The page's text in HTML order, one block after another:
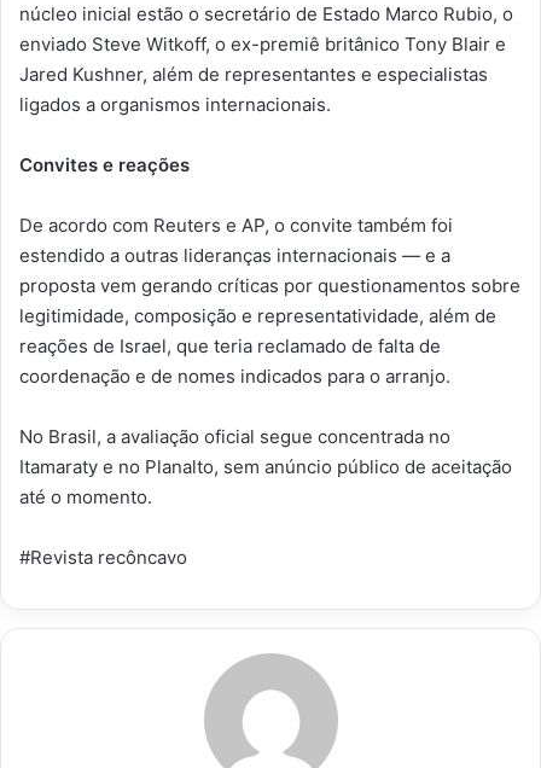
núcleo inicial estão o secretário de Estado Marco Rubio, o
enviado Steve Witkoff, o ex-premiê britânico Tony Blair e
Jared Kushner, além de representantes e especialistas
ligados a organismos internacionais.
Convites e reações
De acordo com Reuters e AP, o convite também foi
estendido a outras lideranças internacionais — e a
proposta vem gerando críticas por questionamentos sobre
legitimidade, composição e representatividade, além de
reações de Israel, que teria reclamado de falta de
coordenação e de nomes indicados para o arranjo.
No Brasil, a avaliação oficial segue concentrada no
Itamaraty e no Planalto, sem anúncio público de aceitação
até o momento.
#Revista recôncavo